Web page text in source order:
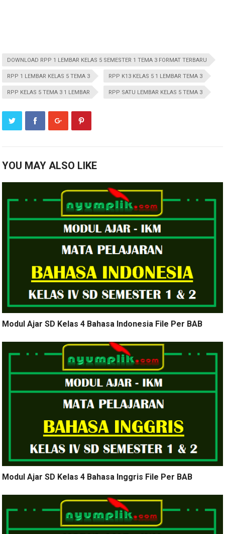
DOWNLOAD RPP 1 LEMBAR KELAS 5 SEMESTER 1 TEMA 3 FORMAT TERBARU
RPP 1 LEMBAR KELAS 5 TEMA 3 RPP K13 KELAS 5 1 LEMBAR TEMA 3
RPP KELAS 5 TEMA 3 1 LEMBAR RPP SATU LEMBAR KELAS 5 TEMA 3
YOU MAY ALSO LIKE
Modul Ajar SD Kelas 4 Bahasa Indonesia File Per BAB
Modul Ajar SD Kelas 4 Bahasa Inggris File Per BAB